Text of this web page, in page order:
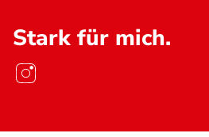
Stark für mich.